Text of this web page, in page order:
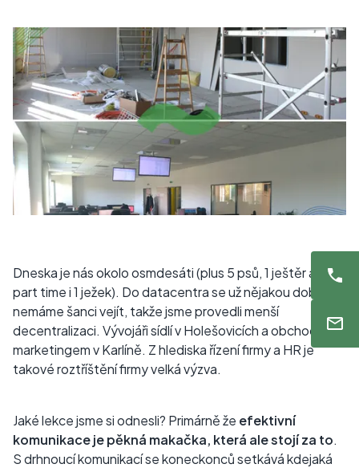
Dneska je nás okolo osmdesáti (plus 5 psů, 1 ještěr a na
part time i 1 ježek). Do datacentra se už nějakou dobu
nemáme šanci vejít, takže jsme provedli menší
decentralizaci. Vývojáři sídlí v Holešovicích a obchod s
marketingem v Karlíně. Z hlediska řízení firmy a HR je
takové roztříštění firmy velká výzva.
Jaké lekce jsme si odnesli? Primárně že efektivní
komunikace je pěkná makačka, která ale stojí za to.
S drhnoucí komunikací se koneckonců setkává kdejaká